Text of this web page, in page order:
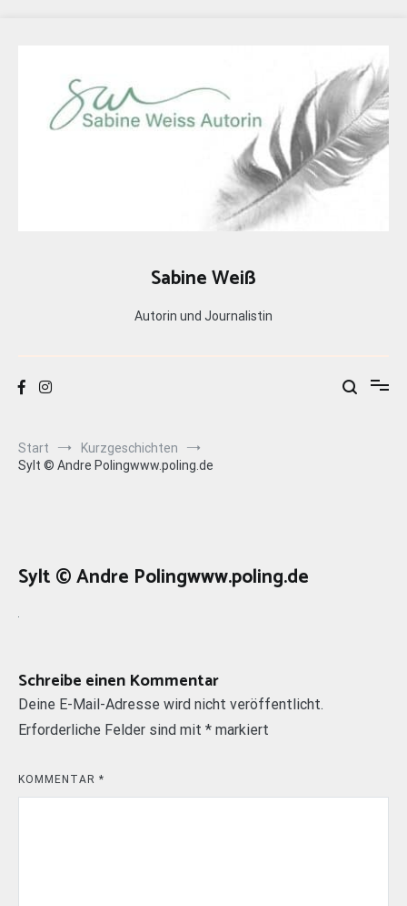
Sabine Weiß
Autorin und Journalistin
Start
Kurzgeschichten
Sylt © Andre Polingwww.poling.de
Sylt © Andre Polingwww.poling.de
Schreibe einen Kommentar
Deine E-Mail-Adresse wird nicht veröffentlicht.
Erforderliche Felder sind mit * markiert
KOMMENTAR *